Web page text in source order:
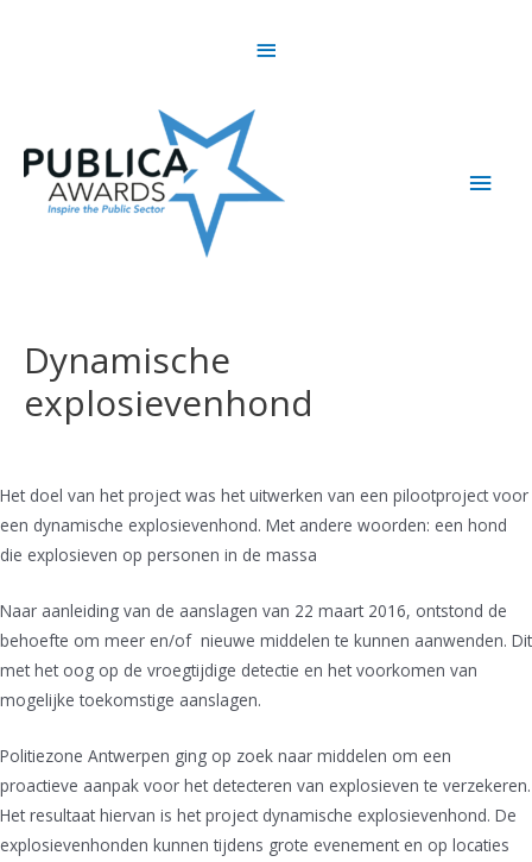
Above
Main
Dynamische
explosievenhond
Het doel van het project was het uitwerken van een pilootproject voor
een dynamische explosievenhond. Met andere woorden: een hond
die explosieven op personen in de massa
Naar aanleiding van de aanslagen van 22 maart 2016, ontstond de
behoefte om meer en/of nieuwe middelen te kunnen aanwenden. Dit
met het oog op de vroegtijdige detectie en het voorkomen van
mogelijke toekomstige aanslagen.
Politiezone Antwerpen ging op zoek naar middelen om een
proactieve aanpak voor het detecteren van explosieven te verzekeren.
Het resultaat hiervan is het project dynamische explosievenhond. De
explosievenhonden kunnen tijdens grote evenement en op locaties